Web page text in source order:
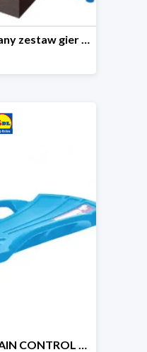
Playtive Drewniany zestaw gier 10 w 1
Sanki SNOW TRAIN CONTROL -25%